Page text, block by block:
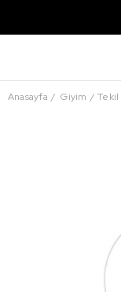
Anasayfa Giyim Tekil